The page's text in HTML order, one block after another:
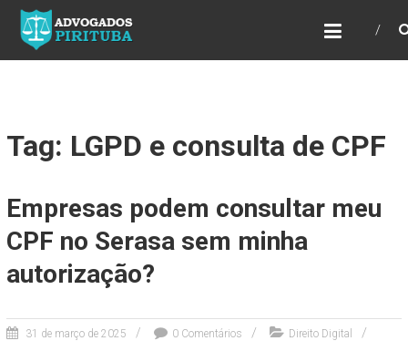
ADVOGADOS PIRITUBA
Precisando de advogado? Entre em contato!
Fazemos toda a assessoria que você
Tag: LGPD e consulta de CPF
Empresas podem consultar meu
CPF no Serasa sem minha
autorização?
31 de março de 2025 0 Comentários Direito Digital